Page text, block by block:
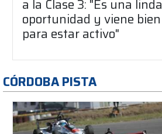
a la Clase 3: "Es una linda
oportunidad y viene bien
para estar activo"
CÓRDOBA PISTA